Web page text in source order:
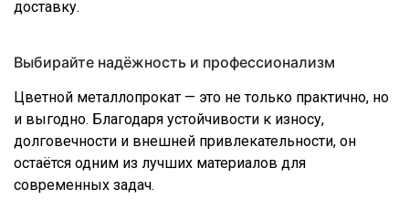
доставку.
Выбирайте надёжность и профессионализм
Цветной металлопрокат — это не только практично, но
и выгодно. Благодаря устойчивости к износу,
долговечности и внешней привлекательности, он
остаётся одним из лучших материалов для
современных задач.